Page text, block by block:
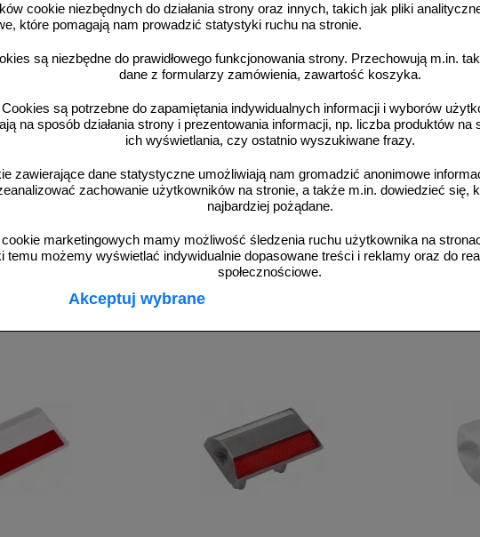
cookie niezbędnych do działania strony oraz innych, takich jak pliki
które pomagają nam prowadzić statystyki ruchu na stronie.
są niezbędne do prawidłowego funkcjonowania strony. Przechowują m.in.
dane z formularzy zamówienia, zawartość koszyka.
Cookies są potrzebne do zapamiętania indywidualnych informacji i wyborów
na sposób działania strony i prezentowania informacji, np. liczba produktów na
ich wyświetlania, czy ostatnio wyszukiwane frazy.
zawierające dane statystyczne umożliwiają nam gromadzić anonimowe
zachowanie użytkowników na stronie, a także m.in. dowiedzieć się,
najbardziej pożądane.
marketingowych mamy możliwość śledzenia ruchu użytkownika na
temu możemy wyświetlać indywidualnie dopasowane treści i reklamy oraz do
społecznościowe.
Akceptuj wybrane
- urządzenia BRD
instrukcja bezpieczeństwa
Skontaktuj się z nami!